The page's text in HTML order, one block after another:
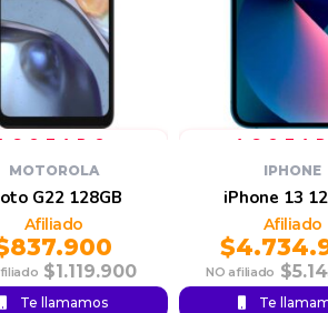
MOTOROLA
G22 128GB
$1.119.900
837.900
Te llamamos
IPHONE
iPhone 13
$
$
Te